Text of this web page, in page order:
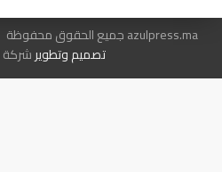
azulpress.ma جميع الحقوق محفوظة
تصميم وتطويرشركة